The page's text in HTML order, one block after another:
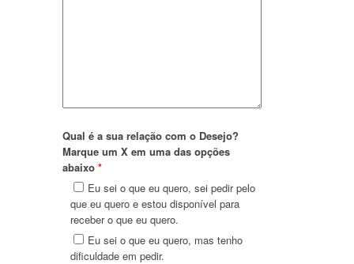
Qual é a sua relação com o Desejo?
Marque um X em uma das opções
abaixo *
Eu sei o que eu quero, sei pedir pelo
que eu quero e estou disponível para
receber o que eu quero.
Eu sei o que eu quero, mas tenho
dificuldade em pedir.